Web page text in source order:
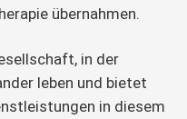
übernahmen.
in der
leben und bietet
in diesem